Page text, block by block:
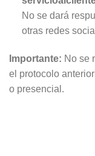
No se dará
otras redes
Importante: No se
el protocolo
o presencial.